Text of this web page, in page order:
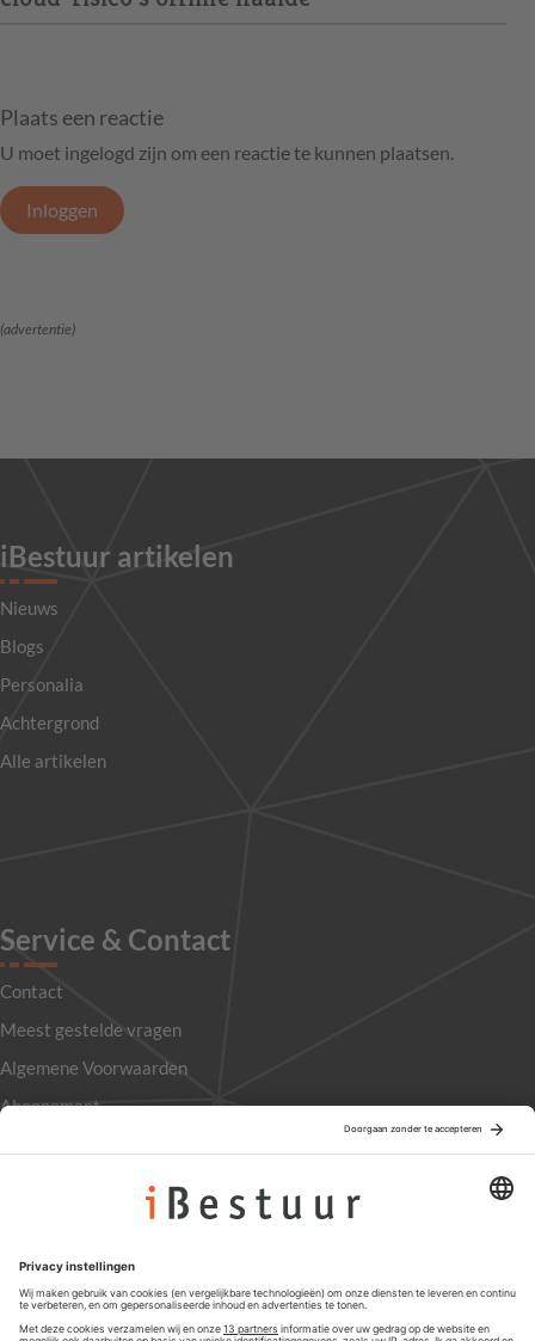
Plaats een reactie
U moet ingelogd zijn om een reactie te kunnen plaatsen.
Inloggen
(advertentie)
iBestuur artikelen
Nieuws
Blogs
Personalia
Achtergrond
Alle artikelen
Service & Contact
Contact
Meest gestelde vragen
Algemene Voorwaarden
Abonnement
Privacyinstellingen